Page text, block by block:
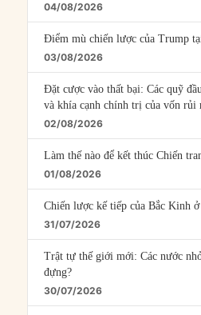
04/08/2026
Điểm mù chiến lược của Trump
03/08/2026
Đặt cược vào thất bại: Các quỹ
và khía cạnh chính trị của vốn rủi
02/08/2026
Làm thế nào để kết thúc Chiến
01/08/2026
Chiến lược kế tiếp của Bắc Kinh
31/07/2026
Trật tự thế giới mới: Các nước
đựng?
30/07/2026